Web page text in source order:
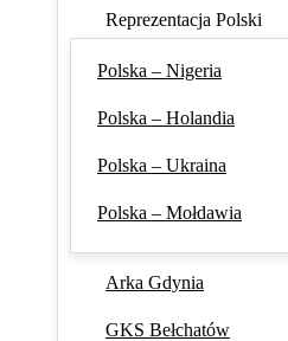
Reprezentacja Polski
Polska – Nigeria
Polska – Holandia
Polska – Ukraina
Polska – Mołdawia
Arka Gdynia
GKS Bełchatów